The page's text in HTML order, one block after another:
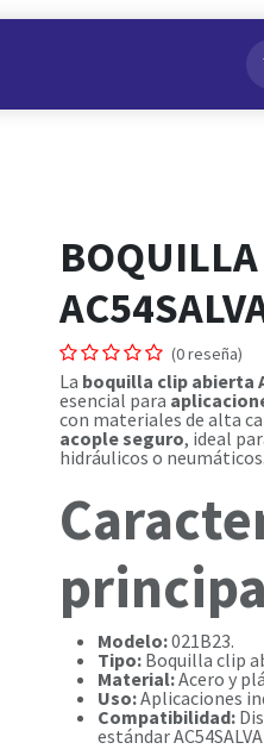
(0 reseña)
La boquilla clip abierta
esencial para
con materiales de alta
acople seguro, ideal
hidráulicos o neumáticos.
Modelo:021B23.
Tipo: Boquilla clip
Material:Acero y
Uso:Aplicaciones
Compatibilidad:
estándar